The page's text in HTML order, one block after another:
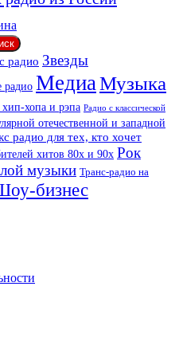
радио Звезды
радио МедиаМузыка
хопа и рэпа Радио с классической
отечественной и западной
радио для тех, кто хочет
хитов 80х и 90х Рок
музыки Транс-радио на
бизнес